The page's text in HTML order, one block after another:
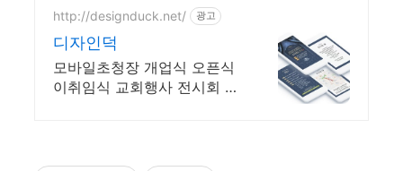
http://designduck.net/ 광고
디자인덕
모바일초청장 개업식 오픈식
이취임식 교회행사 전시회 고